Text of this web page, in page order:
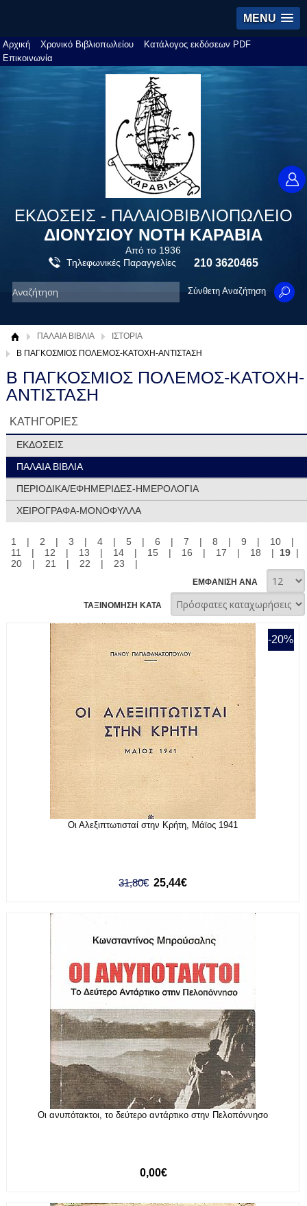
MENU
Αρχική Χρονικό Βιβλιοπωλείου
Κατάλογος εκδόσεων PDF
Επικοινωνία
ΕΚΔΟΣΕΙΣ - ΠΑΛΑΙΟΒΙΒΛΙΟΠΩΛΕΙΟ
ΔΙΟΝΥΣΙΟΥ ΝΟΤΗ ΚΑΡΑΒΙΑ
Από το 1936
Τηλεφωνικές Παραγγελίες
210 3620465
Σύνθετη Αναζήτηση
ΠΑΛΑΙΑ ΒΙΒΛΙΑ
ΙΣΤΟΡΙΑ
Β ΠΑΓΚΟΣΜΙΟΣ ΠΟΛΕΜΟΣ-ΚΑΤΟΧΗ-ΑΝΤΙΣΤΑΣΗ
Β ΠΑΓΚΟΣΜΙΟΣ ΠΟΛΕΜΟΣ-ΚΑΤΟΧΗ-
ΑΝΤΙΣΤΑΣΗ
ΚΑΤΗΓΟΡΙΕΣ
ΕΚΔΟΣΕΙΣ
ΠΑΛΑΙΑ ΒΙΒΛΙΑ
ΠΕΡΙΟΔΙΚΑ/ΕΦΗΜΕΡΙΔΕΣ-ΗΜΕΡΟΛΟΓΙΑ
ΧΕΙΡΟΓΡΑΦΑ-ΜΟΝΟΦΥΛΛΑ
1 | 2 | 3 | 4 | 5 | 6 | 7 | 8 | 9 | 10
|
11
| 12 | 13 | 14 | 15 | 16 | 17 | 18 | 19|
20
| 21 | 22 | 23 |
ΕΜΦΑΝΙΣΗ ΑΝΑ
ΤΑΞΙΝΟΜΗΣΗ ΚΑΤΑ
-20%
Οι Αλεξιπτωτισταί στην Κρήτη, Μάϊος 1941
31,80€ 25,44€
Οι ανυπότακτοι, το δεύτερο αντάρτικο στην Πελοπόννησο
0,00€